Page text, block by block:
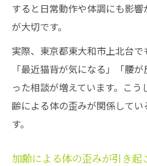
すると日常動作や体調にも影
が大切です。
実際、東京都東大和市上北台
「最近猫背が気になる」「腰
った相談が増えています。こ
齢による体の歪みが関係して
す。
加齢による体の歪みが引き起